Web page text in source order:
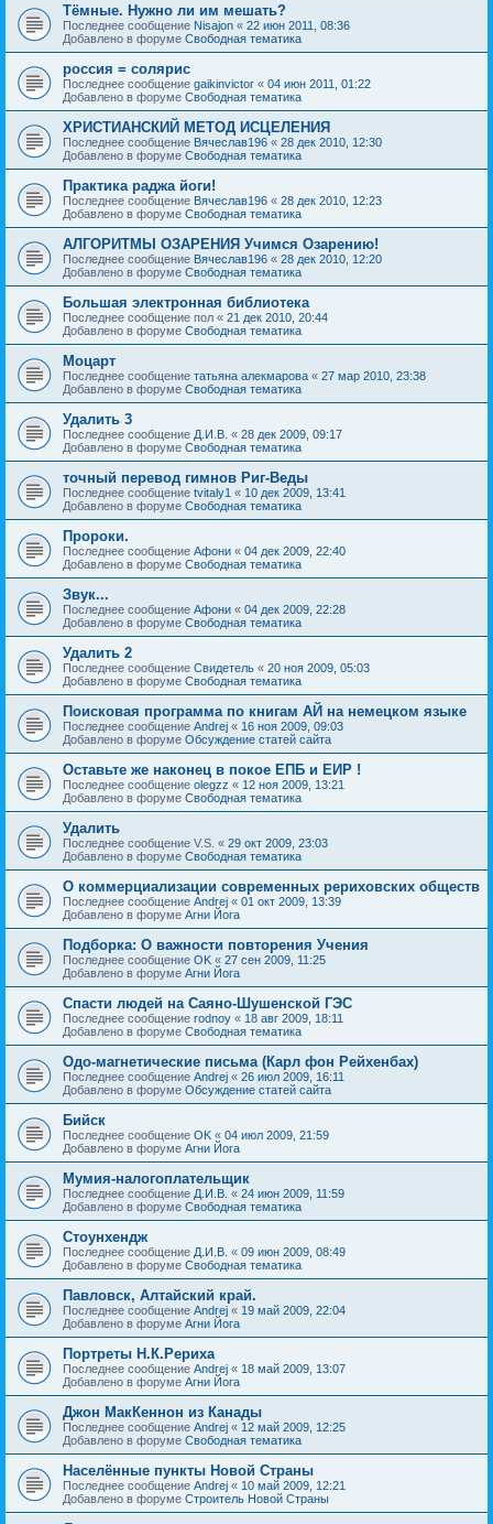
Тёмные. Нужно ли им мешать?
Последнее сообщение Nisajon « 22 июн 2011, 08:36
Добавлено в форуме Свободная тематика
россия = солярис
Последнее сообщение gaikinvictor « 04 июн 2011, 01:22
Добавлено в форуме Свободная тематика
ХРИСТИАНСКИЙ МЕТОД ИСЦЕЛЕНИЯ
Последнее сообщение Вячеслав196 « 28 дек 2010, 12:30
Добавлено в форуме Свободная тематика
Практика раджа йоги!
Последнее сообщение Вячеслав196 « 28 дек 2010, 12:23
Добавлено в форуме Свободная тематика
АЛГОРИТМЫ ОЗАРЕНИЯ Учимся Озарению!
Последнее сообщение Вячеслав196 « 28 дек 2010, 12:20
Добавлено в форуме Свободная тематика
Большая электронная библиотека
Последнее сообщение пол « 21 дек 2010, 20:44
Добавлено в форуме Свободная тематика
Моцарт
Последнее сообщение татьяна алекмарова « 27 мар 2010, 23:38
Добавлено в форуме Свободная тематика
Удалить 3
Последнее сообщение Д.И.В. « 28 дек 2009, 09:17
Добавлено в форуме Свободная тематика
точный перевод гимнов Риг-Веды
Последнее сообщение tvitaly1 « 10 дек 2009, 13:41
Добавлено в форуме Свободная тематика
Пророки.
Последнее сообщение Афони « 04 дек 2009, 22:40
Добавлено в форуме Свободная тематика
Звук...
Последнее сообщение Афони « 04 дек 2009, 22:28
Добавлено в форуме Свободная тематика
Удалить 2
Последнее сообщение Свидетель « 20 ноя 2009, 05:03
Добавлено в форуме Свободная тематика
Поисковая программа по книгам АЙ на немецком языке
Последнее сообщение Andrej « 16 ноя 2009, 09:03
Добавлено в форуме Обсуждение статей сайта
Оставьте же наконец в покое ЕПБ и ЕИР !
Последнее сообщение olegzz « 12 ноя 2009, 13:21
Добавлено в форуме Свободная тематика
Удалить
Последнее сообщение V.S. « 29 окт 2009, 23:03
Добавлено в форуме Свободная тематика
О коммерциализации современных рериховских обществ
Последнее сообщение Andrej « 01 окт 2009, 13:39
Добавлено в форуме Агни Йога
Подборка: О важности повторения Учения
Последнее сообщение OK « 27 сен 2009, 11:25
Добавлено в форуме Агни Йога
Спасти людей на Саяно-Шушенской ГЭС
Последнее сообщение rodnoy « 18 авг 2009, 18:11
Добавлено в форуме Свободная тематика
Одо-магнетические письма (Карл фон Рейхенбах)
Последнее сообщение Andrej « 26 июл 2009, 16:11
Добавлено в форуме Обсуждение статей сайта
Бийск
Последнее сообщение OK « 04 июл 2009, 21:59
Добавлено в форуме Агни Йога
Мумия-налогоплательщик
Последнее сообщение Д.И.В. « 24 июн 2009, 11:59
Добавлено в форуме Свободная тематика
Стоунхендж
Последнее сообщение Д.И.В. « 09 июн 2009, 08:49
Добавлено в форуме Свободная тематика
Павловск, Алтайский край.
Последнее сообщение Andrej « 19 май 2009, 22:04
Добавлено в форуме Агни Йога
Портреты Н.К.Рериха
Последнее сообщение Andrej « 18 май 2009, 13:07
Добавлено в форуме Агни Йога
Джон МакКеннон из Канады
Последнее сообщение Andrej « 12 май 2009, 12:25
Добавлено в форуме Свободная тематика
Населённые пункты Новой Страны
Последнее сообщение Andrej « 10 май 2009, 12:21
Добавлено в форуме Строитель Новой Страны